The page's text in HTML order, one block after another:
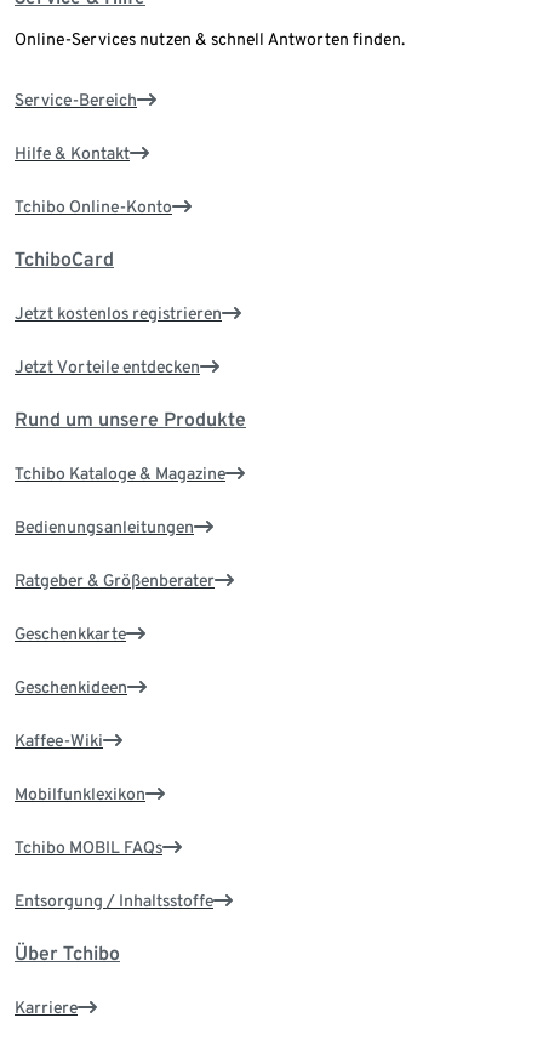
Online-Services nutzen & schnell Antworten finden.
Service-Bereich
Hilfe & Kontakt
Tchibo Online-Konto
TchiboCard
Jetzt kostenlos registrieren
Jetzt Vorteile entdecken
Rund um unsere Produkte
Tchibo Kataloge & Magazine
Bedienungsanleitungen
Ratgeber & Größenberater
Geschenkkarte
Geschenkideen
Kaffee-Wiki
Mobilfunklexikon
Tchibo MOBIL FAQs
Entsorgung / Inhaltsstoffe
Über Tchibo
Karriere